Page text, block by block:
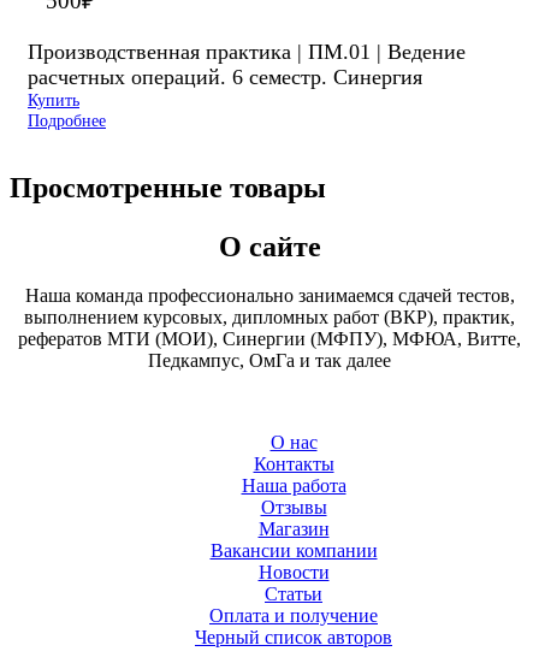
Производственная практика | ПМ.01 | Ведение
расчетных операций. 6 семестр. Синергия
Купить
Подробнее
Просмотренные товары
О сайте
Наша команда профессионально занимаемся сдачей тестов,
выполнением курсовых, дипломных работ (ВКР), практик,
рефератов МТИ (МОИ), Синергии (МФПУ), МФЮА, Витте,
Педкампус, ОмГа и так далее
О нас
Контакты
Наша работа
Отзывы
Магазин
Вакансии компании
Новости
Статьи
Оплата и получение
Черный список авторов